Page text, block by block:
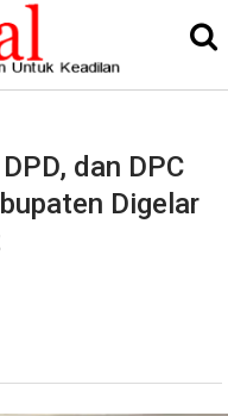
dan DPC
Digelar